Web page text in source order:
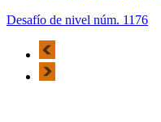
Desafío de nivel núm. 1176